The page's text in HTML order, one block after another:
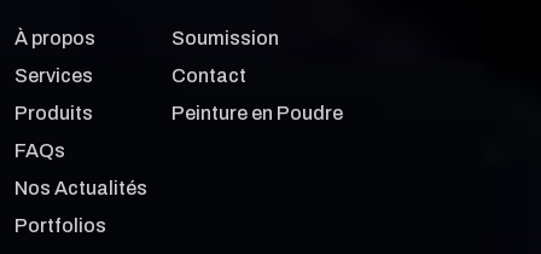
À propos
Services
Produits
FAQs
Nos Actualités
Portfolios
Soumission
Contact
Peinture en Poudre